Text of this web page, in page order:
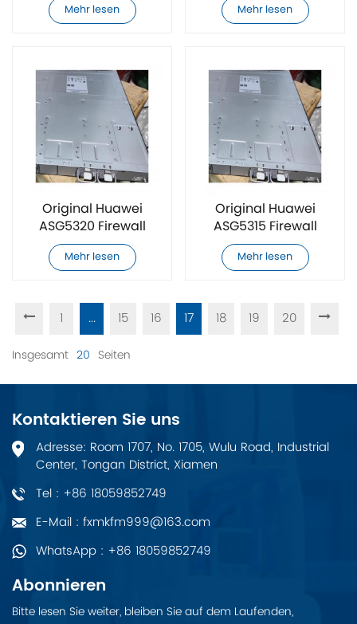
Mehr lesen Mehr lesen
Original Huawei
ASG5320 Firewall
Mehr lesen
Original Huawei
ASG5315 Firewall
Mehr lesen
1 ... 15 16 17 18 19 20
Insgesamt 20 Seiten
Kontaktieren Sie uns
Adresse: Room 1707, No. 1705, Wulu Road, Industrial
Center, Tongan District, Xiamen
Tel : +86 18059852749
E-Mail : fxmkfm999@163.com
WhatsApp : +86 18059852749
Abonnieren
Bitte lesen Sie weiter, bleiben Sie auf dem Laufenden,